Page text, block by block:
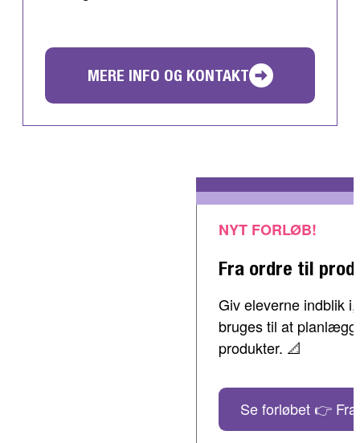
MERE INFO OG KONTAKT
NYT FORLØB!
Fra ordre til
Giv eleverne indblik
bruges til at
produkter. 📐
Se forløbet 👉